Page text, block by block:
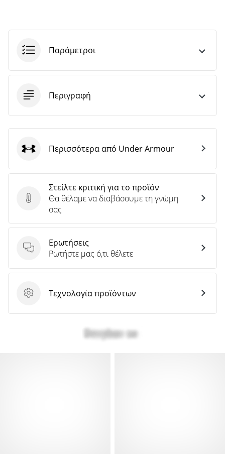
Παράμετροι
Περιγραφή
Στείλτε κριτική για το προϊόν
Στείλτε κριτική για το προϊόν
Θα θέλαμε να διαβάσουμε τη γνώμη
σας
Ερωτήσεις
Ερωτήσεις
Ρωτήστε μας ό,τι θέλετε
Τεχνολογία προϊόντων
Τεχνολογία προϊόντων
Under Armour
Περισσότερα από Under Armour